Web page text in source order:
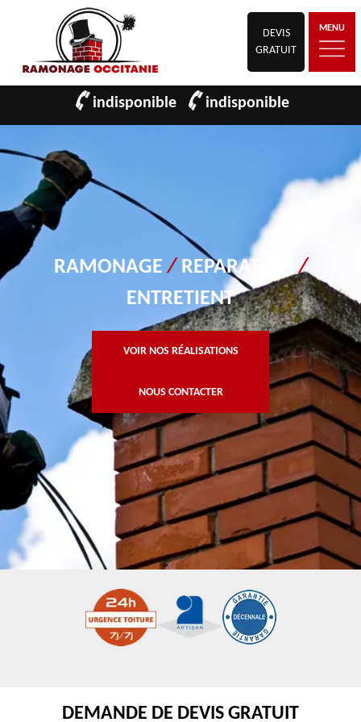
DEVIS
GRATUIT
MENU
indisponible indisponible
RAMONAGE/ REPARATION/
ENTRETIENT
VOIR NOS RÉALISATIONS
NOUS CONTACTER
DEMANDE DE DEVIS GRATUIT